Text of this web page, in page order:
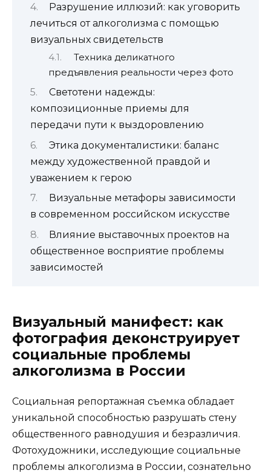
Разрушение иллюзий: как уговорить
лечиться от алкоголизма с помощью
визуальных свидетельств
Техника деликатного
предъявления реальности через фото
Светотени надежды:
композиционные приемы для
передачи пути к выздоровлению
Этика документалистики: баланс
между художественной правдой и
уважением к герою
Визуальные метафоры зависимости
в современном российском искусстве
Влияние выставочных проектов на
общественное восприятие проблемы
зависимостей
Визуальный манифест: как
фотография деконструирует
социальные проблемы
алкоголизма в России
Социальная репортажная съемка обладает
уникальной способностью разрушать стену
общественного равнодушия и безразличия.
Фотохудожники, исследующие социальные
проблемы алкоголизма в России, сознательно